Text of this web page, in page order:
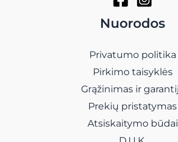
Nuorodos
Privatumo politika
Pirkimo taisyklės
Grąžinimas ir
Prekių pristatymas
Atsiskaitymo būdai